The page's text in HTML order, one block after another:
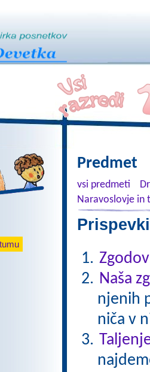
Predmet
vsi predmeti
Naravoslovje in
Naša
njenih
niča v